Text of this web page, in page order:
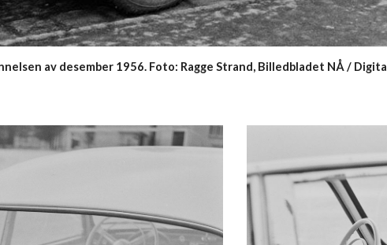
av desember 1956. Foto: Ragge Strand, Billedbladet NÅ /